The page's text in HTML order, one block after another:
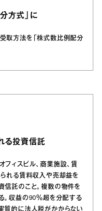
方式」に
取方法を「株式数比例配分
る投資信託
ィスビル、商業施設、賃
られる賃料収入や売却益を
信託のこと。複数の物件を
。収益の90％超を分配する
質的に法人税がかからない